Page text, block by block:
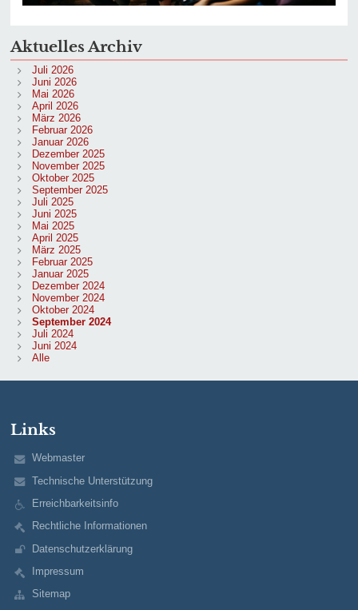
Aktuelles Archiv
Juli 2026
Juni 2026
Mai 2026
April 2026
März 2026
Februar 2026
Januar 2026
Dezember 2025
November 2025
Oktober 2025
September 2025
Juli 2025
Juni 2025
Mai 2025
April 2025
März 2025
Februar 2025
Januar 2025
Dezember 2024
November 2024
Oktober 2024
September 2024
Juli 2024
Juni 2024
Alle
Links
Webmaster
Technische Unterstützung
Erreichbarkeitsinfo
Rechtliche Informationen
Datenschutzerklärung
Impressum
Sitemap